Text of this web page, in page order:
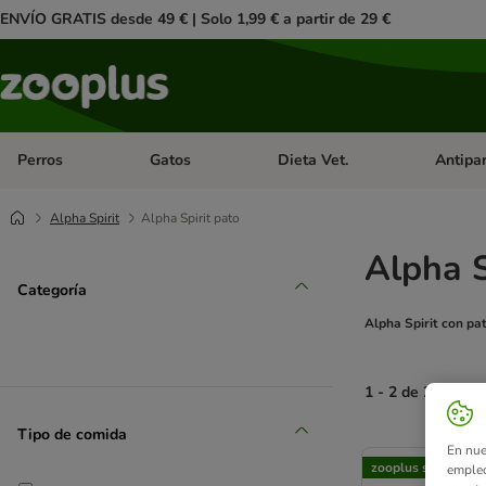
ENVÍO GRATIS desde 49 € | Solo 1,99 € a partir de 29 €
Perros Menú de categoria abierto: Perros
Gatos Menú de categoria abierto: Gatos
Dieta Vet. Menú
Alpha Spirit Alpha Spirit pato
Categoría
Tipo de comida
Alpha
Alpha Spirit con
1 - 2 de 2
product items
zooplus selección
En